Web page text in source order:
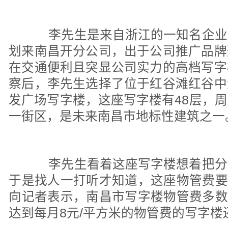
李先生是来自浙江的一知名企业
划来南昌开分公司，出于公司推广品
在交通便利且突显公司实力的高档写
察后，李先生选择了位于红谷滩红谷
发广场写字楼，这座写字楼有48层，
一街区，是未来南昌市地标性建筑之一
李先生看着这座写字楼想着把分
于是找人一打听才知道，这座物管费
向记者表示，南昌市写字楼物管费多
达到每月8元/平方米的物管费的写字楼